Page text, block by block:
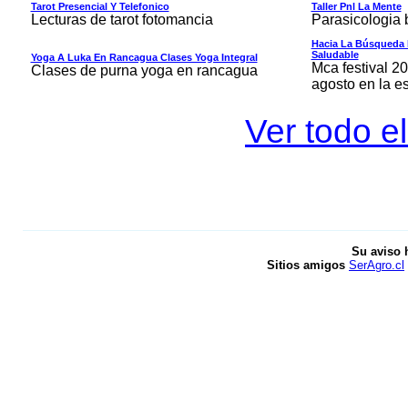
Tarot Presencial Y Telefonico
Lecturas de tarot fotomancia
Taller Pnl La Mente
Parasicologia
Yoga A Luka En Rancagua Clases Yoga Integral
Clases de purna yoga en rancagua
Hacia La Búsqueda
Saludable
Mca festival
agosto en la
Ver todo
Su aviso
Sitios amigos SerAgro.cl